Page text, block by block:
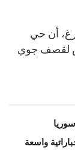
أن حي
لقصف جوي
استخباراتية واسعة